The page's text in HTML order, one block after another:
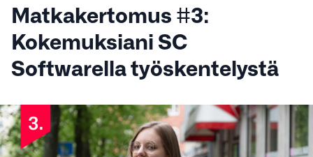
Matkakertomus #3:
Kokemuksiani SC
Softwarella työskentelystä